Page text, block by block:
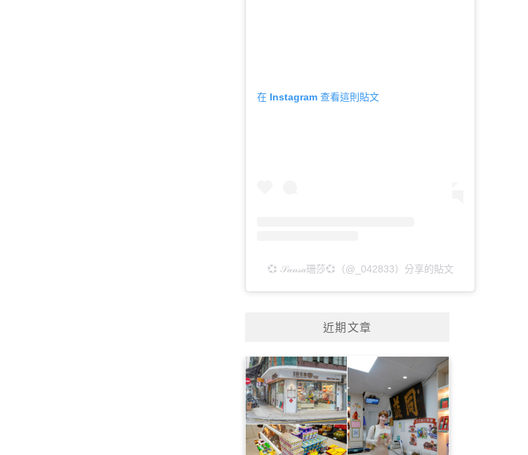
在 Instagram 查看這則貼文
💞 𝒮𝒶𝓃𝓈𝒶珊莎💞（@_042833）分享的貼文
近期文章